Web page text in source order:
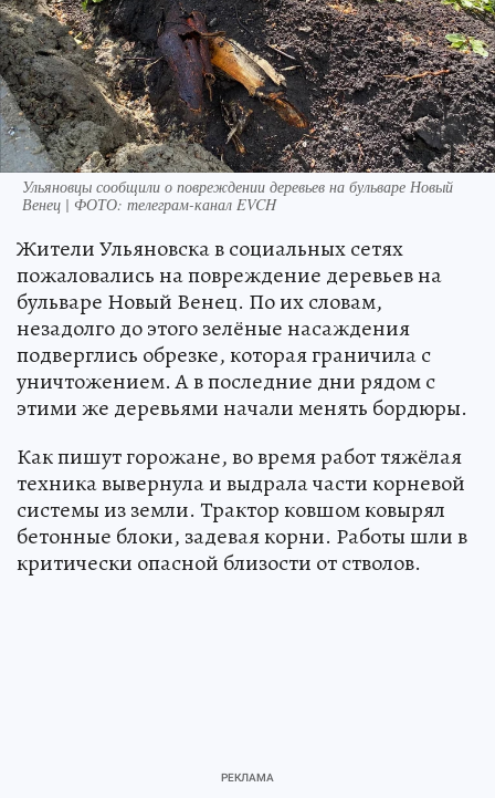
Ульяновцы сообщили о повреждении деревьев на бульваре Новый
Венец | ФОТО: телеграм-канал EVCH
Жители Ульяновска в социальных сетях
пожаловались на повреждение деревьев на
бульваре Новый Венец. По их словам,
незадолго до этого зелёные насаждения
подверглись обрезке, которая граничила с
уничтожением. А в последние дни рядом с
этими же деревьями начали менять бордюры.
Как пишут горожане, во время работ тяжёлая
техника вывернула и выдрала части корневой
системы из земли. Трактор ковшом ковырял
бетонные блоки, задевая корни. Работы шли в
критически опасной близости от стволов.